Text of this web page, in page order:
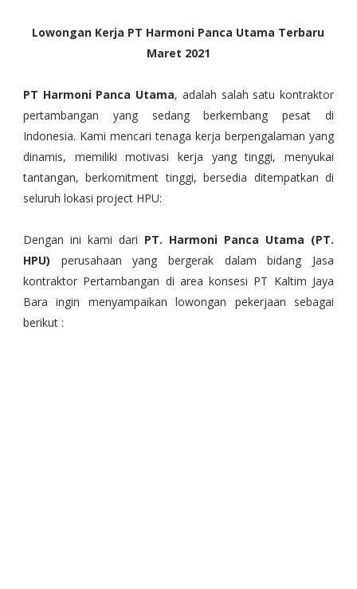
Lowongan Kerja PT Harmoni Panca Utama Terbaru
Maret 2021
PT Harmoni Panca Utama, adalah salah satu kontraktor
pertambangan yang sedang berkembang pesat di
Indonesia. Kami mencari tenaga kerja berpengalaman yang
dinamis, memiliki motivasi kerja yang tinggi, menyukai
tantangan, berkomitment tinggi, bersedia ditempatkan di
seluruh lokasi project HPU:
Dengan ini kami dari PT. Harmoni Panca Utama (PT.
HPU) perusahaan yang bergerak dalam bidang Jasa
kontraktor Pertambangan di area konsesi PT Kaltim Jaya
Bara ingin menyampaikan lowongan pekerjaan sebagai
berikut :